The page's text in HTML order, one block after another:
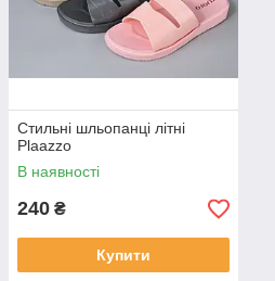
Стильні шльопанці літні
Plaazzo
В наявності
240 ₴
Купити